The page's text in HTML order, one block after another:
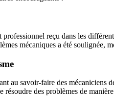
reçu dans les
mécaniques a été soulignée,
au savoir-faire des mécaniciens
résoudre des problèmes de